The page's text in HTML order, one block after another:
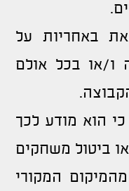
באחריות על
ו/או בכל אולם
כי הוא מודע לכך
ביטול משחקים
המקורי